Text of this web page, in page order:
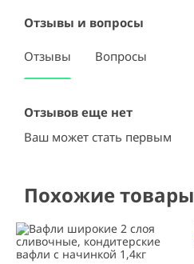
Отзывы и вопросы
Отзывы Вопросы
Отзывов еще нет
Ваш может стать первым
Похожие товары